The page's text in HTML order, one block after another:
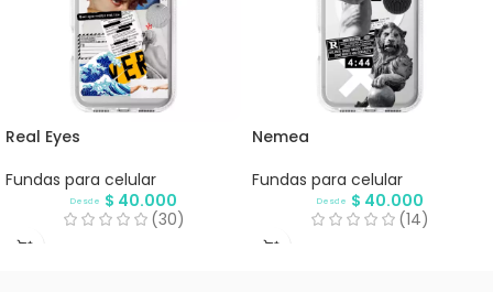
Real Eyes
Fundas para celular
Desde $ 40.000
(30)
Nemea
Fundas para celular
Desde $ 40.000
(14)